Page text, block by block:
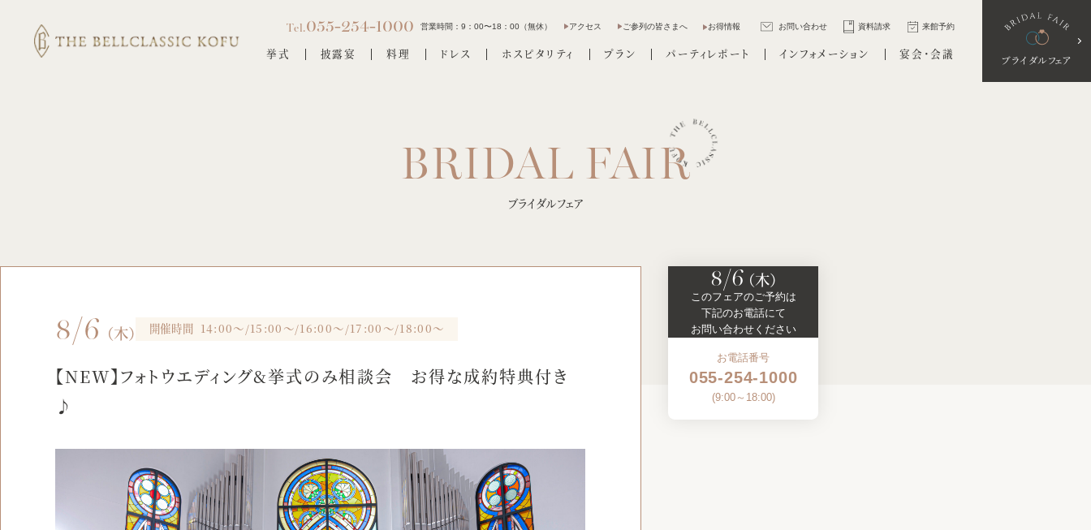
Tel.055-254-1000 営業時間：9：00〜18：00（無休） アクセス ご参列の皆さまへ お得情報 お問い合わせ 資料請求 来館予約
ブライダルフェア
挙式 披露宴 料理 ドレス ホスピタリティ プラン パーティレポート インフォメーション 宴会・会議
ブライダルフェア
8/6 （木） 開催時間 14:00～/15:00～/16:00～/17:00～/18:00～
【NEW】フォトウエディング&挙式のみ相談会 お得な成約特典付き
♪
8/6 （木）
このフェアのご予約は
下記のお電話にて
お問い合わせください
お電話番号
055-254-1000
(9:00～18:00)